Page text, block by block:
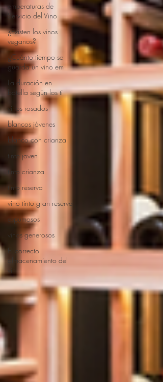
emperaturas de
Servicio del Vino
¿Existen los vinos
veganos?
¿Cuánto tiempo se
guarda un vino em
La duración en
botella según los ti
vinos rosados
blancos jóvenes
blanco con crianza
tinto joven
tinto crianza
tinto reserva
vino tinto gran reserva
espumosos
vinos generosos
El correcto
almacenamiento del
vin